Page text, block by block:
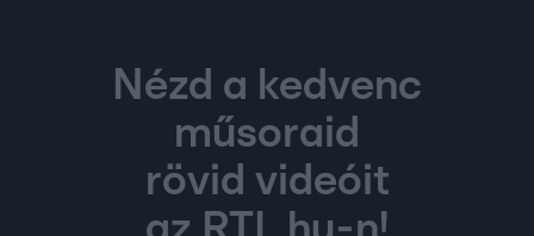
Nézd a kedvenc
műsoraid
rövid videóit